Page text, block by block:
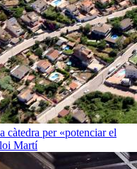
càtedra per «potenciar el
Martí